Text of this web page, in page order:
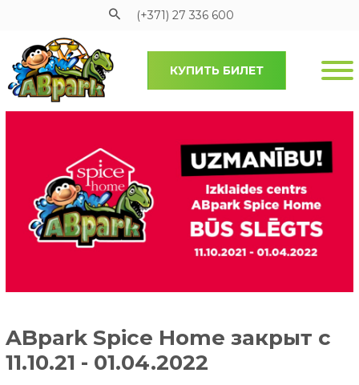
Pāriet uz galveno saturu
(+371) 27 336 600
КУПИТЬ БИЛЕТ
ABpark Spice Home закрыт с
11.10.21 - 01.04.2022